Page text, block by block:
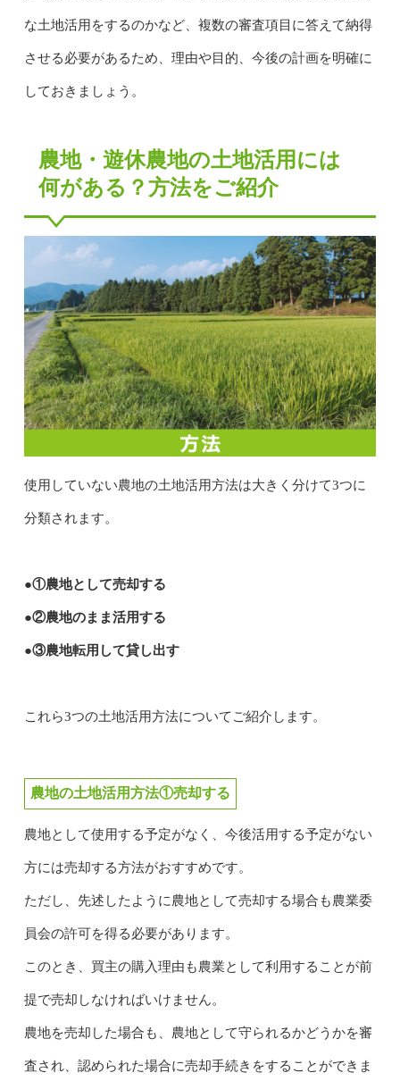
な土地活用をするのかなど、複数の審査項目に答えて納得
させる必要があるため、理由や目的、今後の計画を明確に
しておきましょう。
農地・遊休農地の土地活用には
何がある？方法をご紹介
使用していない農地の土地活用方法は大きく分けて3つに
分類されます。
●①農地として売却する
●②農地のまま活用する
●③農地転用して貸し出す
これら3つの土地活用方法についてご紹介します。
農地の土地活用方法①売却する
農地として使用する予定がなく、今後活用する予定がない
方には売却する方法がおすすめです。
ただし、先述したように農地として売却する場合も農業委
員会の許可を得る必要があります。
このとき、買主の購入理由も農業として利用することが前
提で売却しなければいけません。
農地を売却した場合も、農地として守られるかどうかを審
査され、認められた場合に売却手続きをすることができま